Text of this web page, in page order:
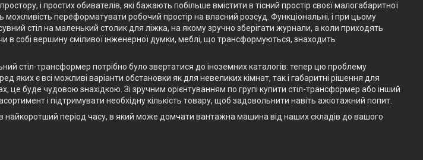
і простих обивателів, які бажають побільше вмістити в тісний простір своєї малогабаритної
переформатувати робочий простір на власний розсуд. Функціональні, і при цьому
стіл на маленький столик для ліжка, на якому зручно зберігати журнали, а коли приходять
в собі вершину сміливої інженерної думки, меблі, що трансформуються, знаходить
стіл-трансформер потрібно було звертатися до іноземних каталогів: тепер цю проблему
є всі можливі варіанти обстановки як для невеликих кімнат, так і габаритні рішення для
буде чудовою знахідкою. Зі зручним орієнтуванням по групі купити стіл-трансформер або інший
і підтримувати необхідну кількість товару, щоб задовольнити навіть ажіотажний попит.
період часу, в який може домчати вантажна машина від наших складів до вашого